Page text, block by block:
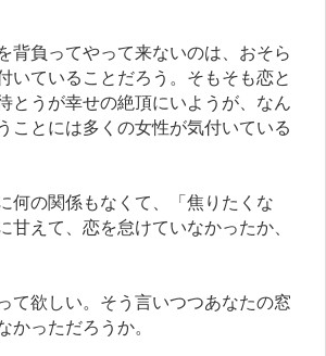
背負ってやって来ないのは、おそら
いていることだろう。そもそも恋と
とうが幸せの絶頂にいようが、なん
ことには多くの女性が気付いている
何の関係もなくて、「焦りたくな
甘えて、恋を怠けていなかったか、
て欲しい。そう言いつつあなたの窓
っただろうか。